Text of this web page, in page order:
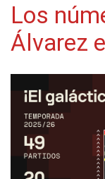
Los
Álvarez